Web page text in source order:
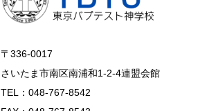
〒336-0017
さいたま市南区南浦和1-2-4連盟会館
TEL：048-767-8542